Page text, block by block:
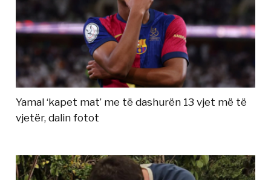
Yamal ‘kapet mat’ me të dashurën 13 vjet më të
vjetër, dalin fotot